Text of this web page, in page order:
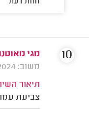
מגי
משוב: 14/07/2024
תיאור
צביעת
10